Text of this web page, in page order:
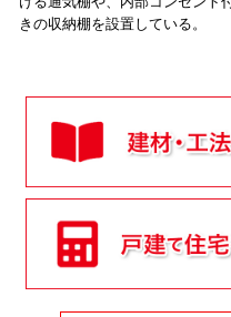
きの収納棚を設置している。